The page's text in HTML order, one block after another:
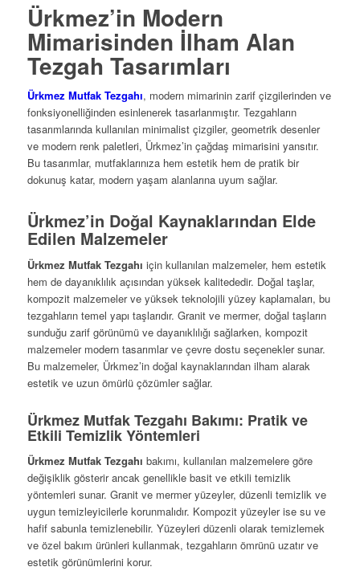
Ürkmez’in Modern
Mimarisinden İlham Alan
Tezgah Tasarımları
Ürkmez Mutfak Tezgahı, modern mimarinin zarif çizgilerinden ve
fonksiyonelliğinden esinlenerek tasarlanmıştır. Tezgahların
tasarımlarında kullanılan minimalist çizgiler, geometrik desenler
ve modern renk paletleri, Ürkmez’in çağdaş mimarisini yansıtır.
Bu tasarımlar, mutfaklarınıza hem estetik hem de pratik bir
dokunuş katar, modern yaşam alanlarına uyum sağlar.
Ürkmez’in Doğal Kaynaklarından Elde
Edilen Malzemeler
Ürkmez Mutfak Tezgahı için kullanılan malzemeler, hem estetik
hem de dayanıklılık açısından yüksek kalitededir. Doğal taşlar,
kompozit malzemeler ve yüksek teknolojili yüzey kaplamaları, bu
tezgahların temel yapı taşlarıdır. Granit ve mermer, doğal taşların
sunduğu zarif görünümü ve dayanıklılığı sağlarken, kompozit
malzemeler modern tasarımlar ve çevre dostu seçenekler sunar.
Bu malzemeler, Ürkmez’in doğal kaynaklarından ilham alarak
estetik ve uzun ömürlü çözümler sağlar.
Ürkmez Mutfak Tezgahı Bakımı: Pratik ve
Etkili Temizlik Yöntemleri
Ürkmez Mutfak Tezgahı bakımı, kullanılan malzemelere göre
değişiklik gösterir ancak genellikle basit ve etkili temizlik
yöntemleri sunar. Granit ve mermer yüzeyler, düzenli temizlik ve
uygun temizleyicilerle korunmalıdır. Kompozit yüzeyler ise su ve
hafif sabunla temizlenebilir. Yüzeyleri düzenli olarak temizlemek
ve özel bakım ürünleri kullanmak, tezgahların ömrünü uzatır ve
estetik görünümlerini korur.